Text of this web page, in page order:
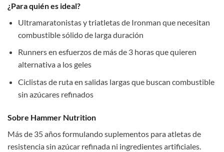
¿Para quién es ideal?
Ultramaratonistas y triatletas de Ironman que necesitan
combustible sólido de larga duración
Runners en esfuerzos de más de 3 horas que quieren
alternativa a los geles
Ciclistas de ruta en salidas largas que buscan combustible
sin azúcares refinados
Sobre Hammer Nutrition
Más de 35 años formulando suplementos para atletas de
resistencia sin azúcar refinada ni ingredientes artificiales.